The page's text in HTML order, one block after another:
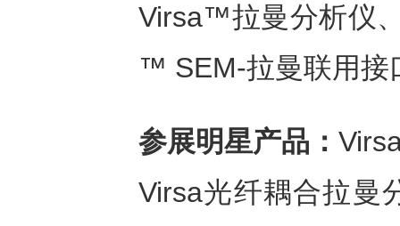
Virsa™拉曼分析仪
™ SEM-拉曼联用接
参展明星产品：
Virsa光纤耦合拉曼